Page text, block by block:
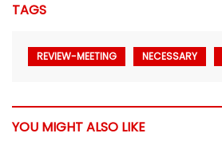
TAGS
REVIEW-MEETING NECESSARY
YOU MIGHT ALSO LIKE